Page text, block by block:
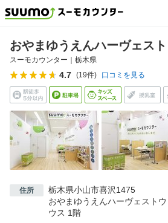
おやまゆうえんハーヴェス
スーモカウンター｜ 栃木県
4.7 (19件) 口コミを見る
住所
栃木県小山市喜沢1475
おやまゆうえんハーヴェスト
ウス 1階